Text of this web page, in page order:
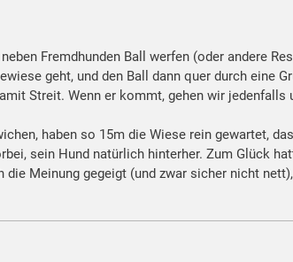
Fremdhunden Ball werfen (oder andere
geht, und den Ball dann quer durch eine
Streit. Wenn er kommt, gehen wir jedenfalls
haben so 15m die Wiese rein gewartet,
sein Hund natürlich hinterher. Zum Glück
Meinung gegeigt (und zwar sicher nicht